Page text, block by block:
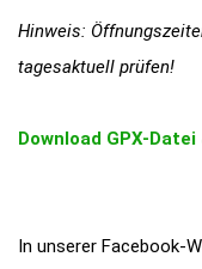
Hinweis:
tagesaktuell prüfen!
Download GPX-
In unserer Facebook-